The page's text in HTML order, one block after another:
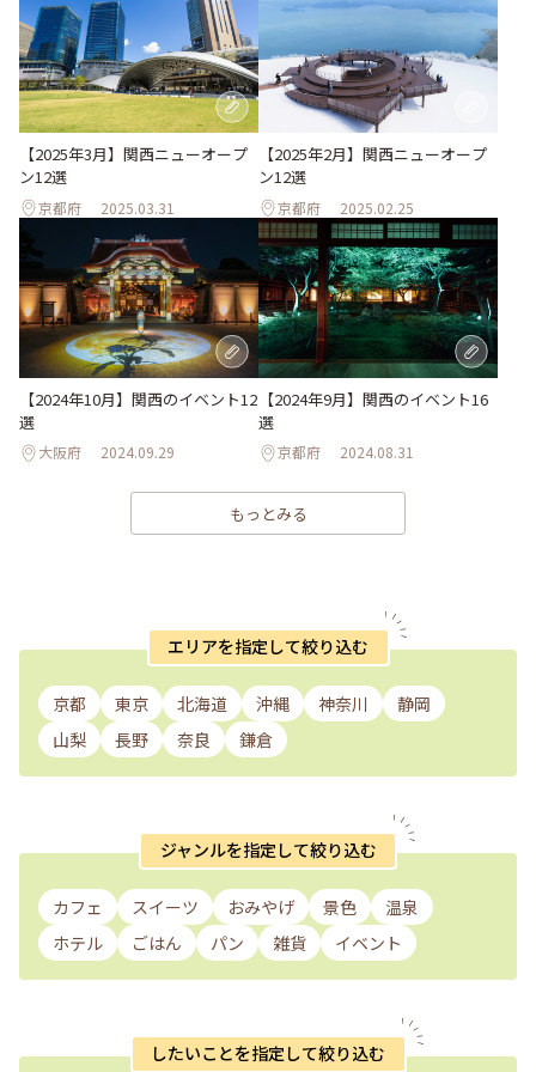
【2025年3月】関西ニューオープ
ン12選
京都府 2025.03.31
【2025年2月】関西ニューオープ
ン12選
京都府 2025.02.25
【2024年10月】関西のイベント12
選
大阪府 2024.09.29
【2024年9月】関西のイベント16
選
京都府 2024.08.31
もっとみる
エリアを指定して絞り込む
京都 東京 北海道 沖縄 神奈川
静岡
山梨
長野 奈良 鎌倉
ジャンルを指定して絞り込む
カフェ スイーツ おみやげ 景色
温泉
ホテル
ごはん パン 雑貨 イベント
したいことを指定して絞り込む